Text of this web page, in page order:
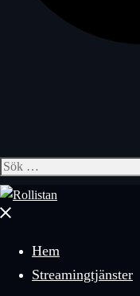
Sök
efter:
Stäng
Hem
Streamingtjänster